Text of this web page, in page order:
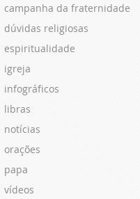
campanha da fraternidade
dúvidas religiosas
espiritualidade
igreja
infográficos
libras
notícias
orações
papa
vídeos